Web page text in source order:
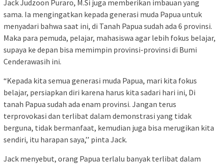
Jack Judzoon Puraro, M.Si juga memberikan imbauan yang
sama. Ia mengingatkan kepada generasi muda Papua untuk
menyadari bahwa saat ini, di Tanah Papua sudah ada 6 provinsi.
Maka para pemuda, pelajar, mahasiswa agar lebih fokus belajar,
supaya ke depan bisa memimpin provinsi-provinsi di Bumi
Cenderawasih ini.
“Kepada kita semua generasi muda Papua, mari kita fokus
belajar, persiapkan diri karena harus kita sadari hari ini, Di
tanah Papua sudah ada enam provinsi. Jangan terus
terprovokasi dan terlibat dalam demonstrasi yang tidak
berguna, tidak bermanfaat, kemudian juga bisa merugikan kita
sendiri, itu harapan saya,’’ pinta Jack.
Jack menyebut, orang Papua terlalu banyak terlibat dalam